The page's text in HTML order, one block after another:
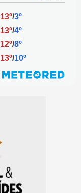
13º/3º
13º/4º
12º/8º
13º/10º